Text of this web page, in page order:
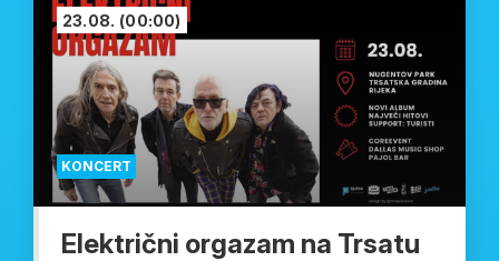
KONCERT
23.08. (00:00)
Električni orgazam na Trsatu